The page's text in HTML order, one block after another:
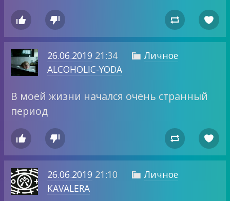
   
26.06.2019 21:34  Личное
ALCOHOLIC-YODA
В моей жизни начался очень странный
период
   
26.06.2019 21:10  Личное
KAVALERA